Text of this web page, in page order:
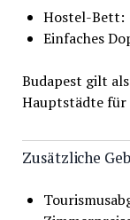
Hostel-Bett:
Einfaches
Budapest gilt
Hauptstädte für
Zusätzliche